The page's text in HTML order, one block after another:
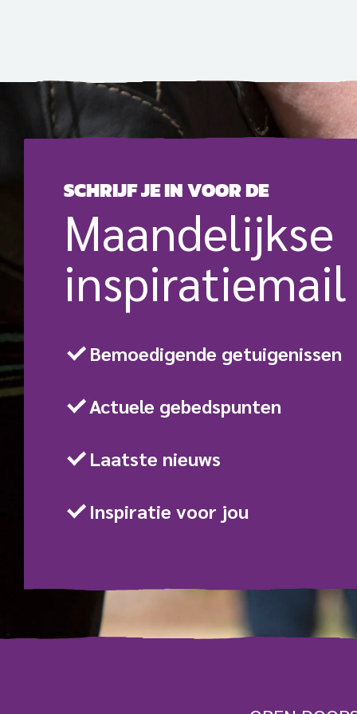
SCHRIJF JE IN VOOR DE
Maande­lijkse
inspiratie­mail
Bemoedigende getuigenissen
Actuele gebedspunten
Laatste nieuws
Inspiratie voor jou